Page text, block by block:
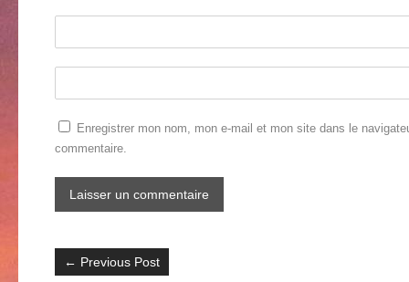
Enregistrer mon nom, mon e-mail et mon site dans le
commentaire.
← Previous Post